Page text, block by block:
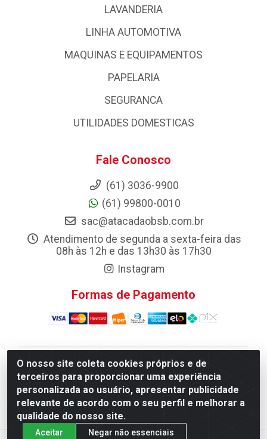
O nosso site coleta cookies próprios e de
terceiros para proporcionar uma experiência
personalizada ao usuário, apresentar publicidade
relevante de acordo com o seu perfil e melhorar a
qualidade do nosso site.
Aceitar Negar não essenciais
LAVANDERIA
LINHA AUTOMOTIVA
MAQUINAS E EQUIPAMENTOS
PAPELARIA
SEGURANCA
UTILIDADES DOMESTICAS
Fale Conosco
(61) 3036-9900
(61) 99800-0010
sac@atacadaobsb.com.br
Atendimento de segunda a sexta-feira das
08h às 12h e das 13h30 às 17h30
Instagram
Formas de Pagamento
Atacadao da Limpeza F. Pereira Queiroz Comercio e
Distribuicao LTDA - Quadra Qi 10 Lotes 39 e, 41 - Setor
Industrial (Taguatinga), Brasília/DF - CEP 72.135-100 -
CNPJ 13.184.675/0001-80